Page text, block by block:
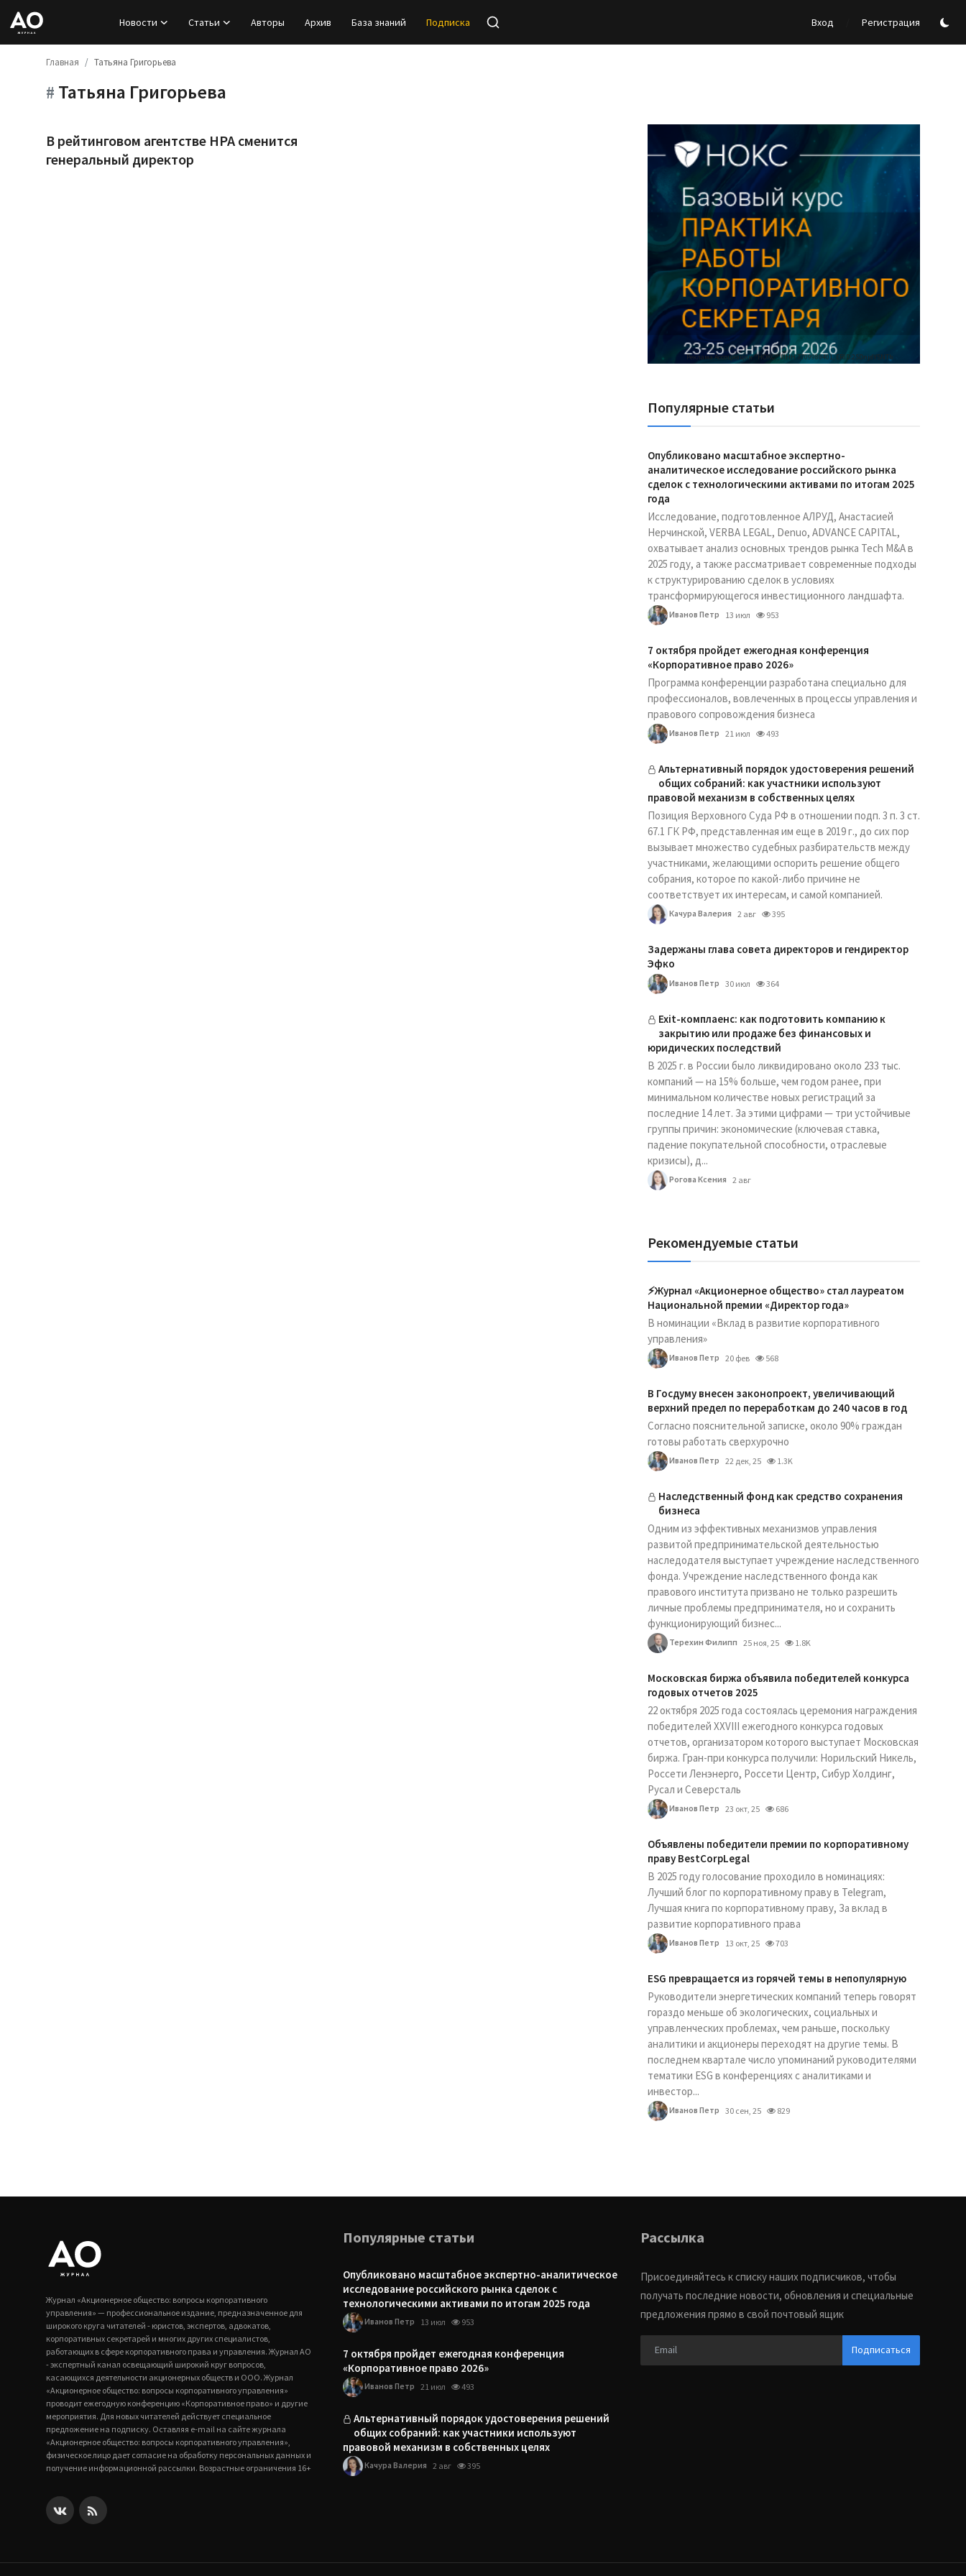
Новости Статьи Авторы Архив База знаний Подписка Вход Регистрация
Регистрация
Новости
Главная Татьяна Григорьева
# Татьяна Григорьева
В рейтинговом агентстве НРА сменится
генеральный директор
Реклама Ассоциации "НОКС", ИНН 7709980401, ERID:2SDnjdY5NTb
Популярные статьи
Опубликовано масштабное экспертно-
аналитическое исследование российского рынка
сделок с технологическими активами по итогам 2025
года
Исследование, подготовленное АЛРУД, Анастасией
Нерчинской, VERBA LEGAL, Denuo, ADVANCE CAPITAL,
охватывает анализ основных трендов рынка Tech M&A в
2025 году, а также рассматривает современные подходы
к структурированию сделок в условиях
трансформирующегося инвестиционного ландшафта.
Иванов Петр 13 июл 953
7 октября пройдет ежегодная конференция
«Корпоративное право 2026»
Программа конференции разработана специально для
профессионалов, вовлеченных в процессы управления и
правового сопровождения бизнеса
Иванов Петр 21 июл 493
Альтернативный порядок удостоверения решений
общих собраний: как участники используют
правовой механизм в собственных целях
Позиция Верховного Суда РФ в отношении подп. 3 п. 3 ст.
67.1 ГК РФ, представленная им еще в 2019 г., до сих пор
вызывает множество судебных разбирательств между
участниками, желающими оспорить решение общего
собрания, которое по какой-либо причине не
соответствует их интересам, и самой компанией.
Качура Валерия 2 авг 395
Задержаны глава совета директоров и гендиректор
Эфко
Иванов Петр 30 июл 364
Exit-комплаенс: как подготовить компанию к
закрытию или продаже без финансовых и
юридических последствий
В 2025 г. в России было ликвидировано около 233 тыс.
компаний — на 15% больше, чем годом ранее, при
минимальном количестве новых регистраций за
последние 14 лет. За этими цифрами — три устойчивые
группы причин: экономические (ключевая ставка,
падение покупательной способности, отраслевые
кризисы), д...
Рогова Ксения 2 авг
Рекомендуемые статьи
⚡️Журнал «Акционерное общество» стал лауреатом
Национальной премии «Директор года»
В номинации «Вклад в развитие корпоративного
управления»
Иванов Петр 20 фев 568
В Госдуму внесен законопроект, увеличивающий
верхний предел по переработкам до 240 часов в год
Согласно пояснительной записке, около 90% граждан
готовы работать сверхурочно
Иванов Петр 22 дек, 25 1.3K
Наследственный фонд как средство сохранения
бизнеса
Одним из эффективных механизмов управления
развитой предпринимательской деятельностью
наследодателя выступает учреждение наследственного
фонда. Учреждение наследственного фонда как
правового института призвано не только разрешить
личные проблемы предпринимателя, но и сохранить
функционирующий бизнес...
Терехин Филипп 25 ноя, 25 1.8K
Московская биржа объявила победителей конкурса
годовых отчетов 2025
22 октября 2025 года состоялась церемония награждения
победителей XXVIII ежегодного конкурса годовых
отчетов, организатором которого выступает Московская
биржа. Гран-при конкурса получили: Норильский Никель,
Россети Ленэнерго, Россети Центр, Сибур Холдинг,
Русал и Северсталь
Иванов Петр 23 окт, 25 686
Объявлены победители премии по корпоративному
праву BestCorpLegal
В 2025 году голосование проходило в номинациях:
Лучший блог по корпоративному праву в Telegram,
Лучшая книга по корпоративному праву, За вклад в
развитие корпоративного права
Иванов Петр 13 окт, 25 703
ESG превращается из горячей темы в непопулярную
Руководители энергетических компаний теперь говорят
гораздо меньше об экологических, социальных и
управленческих проблемах, чем раньше, поскольку
аналитики и акционеры переходят на другие темы. В
последнем квартале число упоминаний руководителями
тематики ESG в конференциях с аналитиками и
инвестор...
Иванов Петр 30 сен, 25 829
Журнал «Акционерное общество: вопросы корпоративного
управления» — профессиональное издание, предназначенное для
широкого круга читателей - юристов, экспертов, адвокатов,
корпоративных секретарей и многих других специалистов,
работающих в сфере корпоративного права и управления. Журнал АО
- экспертный канал освещающий широкий круг вопросов,
касающихся деятельности акционерных обществ и ООО. Журнал
«Акционерное общество: вопросы корпоративного управления»
проводит ежегодную конференцию «Корпоративное право» и другие
мероприятия. Для новых читателей действует специальное
предложение на подписку. Оставляя e-mail на сайте журнала
«Акционерное общество: вопросы корпоративного управления»,
физическое лицо дает согласие на обработку персональных данных и
получение информационной рассылки. Возрастные ограничения 16+
Популярные статьи
Опубликовано масштабное экспертно-аналитическое
исследование российского рынка сделок с
технологическими активами по итогам 2025 года
Иванов Петр 13 июл 953
7 октября пройдет ежегодная конференция
«Корпоративное право 2026»
Иванов Петр 21 июл 493
Альтернативный порядок удостоверения решений
общих собраний: как участники используют
правовой механизм в собственных целях
Качура Валерия 2 авг 395
Рассылка
Присоединяйтесь к списку наших подписчиков, чтобы
получать последние новости, обновления и специальные
предложения прямо в свой почтовый ящик
Подписаться